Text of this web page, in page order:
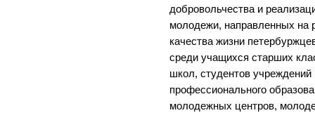
добровольчества и
молодежи, направленных на
качества жизни
среди учащихся старших
школ, студентов учреждений
профессионального
молодежных центров,